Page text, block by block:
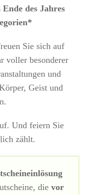
des Jahres
Sie sich auf
voller besonderer
und
Geist und
Und feiern Sie
zählt.
die vor